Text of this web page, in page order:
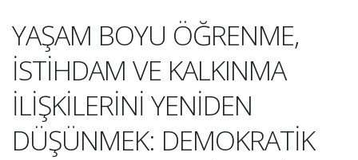
YAŞAM BOYU ÖĞRENME,
İSTİHDAM VE KALKINMA
İLİŞKİLERİNİ YENİDEN
DÜŞÜNMEK: DEMOKRATİK